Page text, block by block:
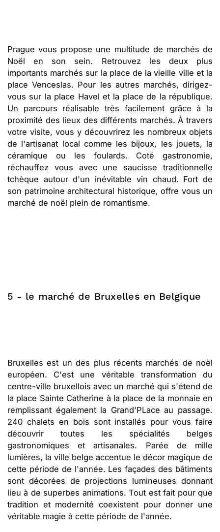
Prague vous propose une multitude de marchés de
Noël en son sein. Retrouvez les deux plus
importants marchés sur la place de la vieille ville et la
place Venceslas. Pour les autres marchés, dirigez-
vous sur la place Havel et la place de la république.
Un parcours réalisable très facilement grâce à la
proximité des lieux des différents marchés. À travers
votre visite, vous y découvrirez les nombreux objets
de l'artisanat local comme les bijoux, les jouets, la
céramique ou les foulards. Coté gastronomie,
réchauffez vous avec une saucisse traditionnelle
tchèque autour d'un inévitable vin chaud. Fort de
son patrimoine architectural historique, offre vous un
marché de noël plein de romantisme.
5 - le marché de Bruxelles en Belgique
Bruxelles est un des plus récents marchés de noël
européen. C'est une véritable transformation du
centre-ville bruxellois avec un marché qui s'étend de
la place Sainte Catherine à la place de la monnaie en
remplissant également la Grand'PLace au passage.
240 chalets en bois sont installés pour vous faire
découvrir toutes les spécialités belges
gastronomiques et artisanales. Parée de mille
lumières, la ville belge accentue le décor magique de
cette période de l'année. Les façades des bâtiments
sont décorées de projections lumineuses donnant
lieu à de superbes animations. Tout est fait pour que
tradition et modernité coexistent pour donner une
véritable magie à cette période de l'année.